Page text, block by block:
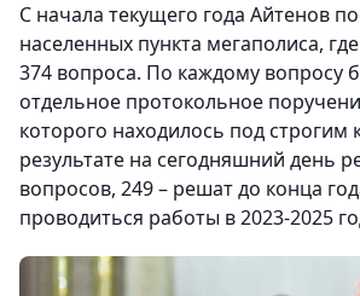
С начала текущего года Айтенов
населенных пункта мегаполиса,
374 вопроса. По каждому вопросу
отдельное протокольное
которого находилось под строгим
результате на сегодняшний день
вопросов, 249 – решат до конца
проводиться работы в 2023-2025